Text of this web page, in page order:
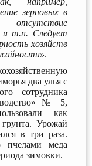
зерновых в
отсутствие
и т.п. Следует
хозяйств
.
два улья с
сотрудника
№ 5,
как
Урожай
в три раза.
пчелами меда
зимовки.